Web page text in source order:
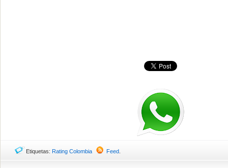
Etiquetas: Rating Colombia Feed